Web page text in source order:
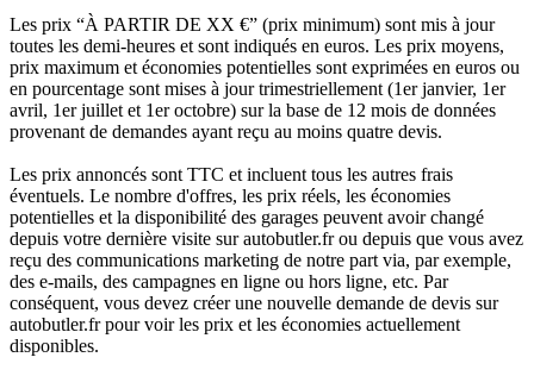
Les prix “À PARTIR DE XX €” (prix minimum) sont mis à jour
toutes les demi-heures et sont indiqués en euros. Les prix moyens,
prix maximum et économies potentielles sont exprimées en euros ou
en pourcentage sont mises à jour trimestriellement (1er janvier, 1er
avril, 1er juillet et 1er octobre) sur la base de 12 mois de données
provenant de demandes ayant reçu au moins quatre devis.
Les prix annoncés sont TTC et incluent tous les autres frais
éventuels. Le nombre d'offres, les prix réels, les économies
potentielles et la disponibilité des garages peuvent avoir changé
depuis votre dernière visite sur autobutler.fr ou depuis que vous avez
reçu des communications marketing de notre part via, par exemple,
des e-mails, des campagnes en ligne ou hors ligne, etc. Par
conséquent, vous devez créer une nouvelle demande de devis sur
autobutler.fr pour voir les prix et les économies actuellement
disponibles.